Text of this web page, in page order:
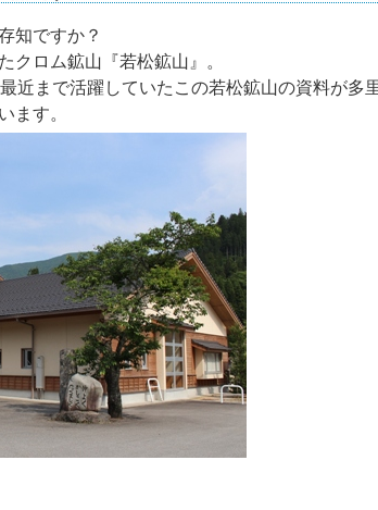
知ですか？
クロム鉱山『若松鉱山』。
近まで活躍していたこの若松鉱山の資料が多
ます。